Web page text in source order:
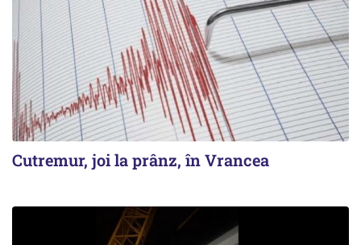
Cutremur, joi la prânz, în Vrancea